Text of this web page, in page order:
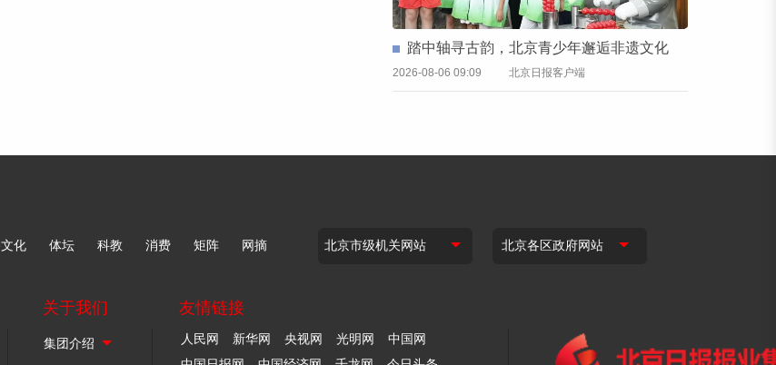
踏中轴寻古韵，北京青少年邂逅非遗文化
2026-08-06 09:09 北京日报客户端
文化 体坛 科教 消费 矩阵 网摘
关于我们 友情链接
人民网 新华网 央视网 光明网
中国网